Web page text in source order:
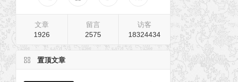
文章
1926
留言
2575
访客
18324434
置顶文章